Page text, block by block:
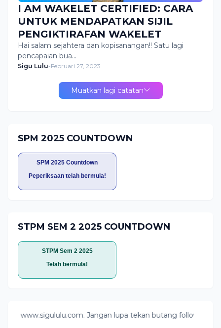
I AM WAKELET CERTIFIED: CARA
UNTUK MENDAPATKAN SIJIL
PENGIKTIRAFAN WAKELET
Hai salam sejahtera dan kopisanangan!! Satu lagi
pencapaian bua…
Sigu Lulu-Februari 27, 2023
Muatkan lagi catatan
SPM 2025 COUNTDOWN
SPM 2025 Countdown
Peperiksaan telah bermula!
STPM SEM 2 2025 COUNTDOWN
STPM Sem 2 2025
Telah bermula!
www.sigululu.com. Jangan lupa tekan butang follow ya.